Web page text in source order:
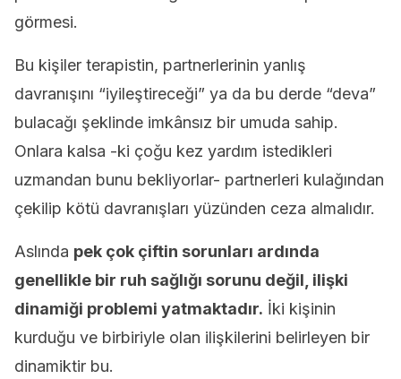
görmesi.
Bu kişiler terapistin, partnerlerinin yanlış
davranışını “iyileştireceği” ya da bu derde “deva”
bulacağı şeklinde imkânsız bir umuda sahip.
Onlara kalsa -ki çoğu kez yardım istedikleri
uzmandan bunu bekliyorlar- partnerleri kulağından
çekilip kötü davranışları yüzünden ceza almalıdır.
Aslında pek çok çiftin sorunları ardında
genellikle bir ruh sağlığı sorunu değil, ilişki
dinamiği problemi yatmaktadır. İki kişinin
kurduğu ve birbiriyle olan ilişkilerini belirleyen bir
dinamiktir bu.